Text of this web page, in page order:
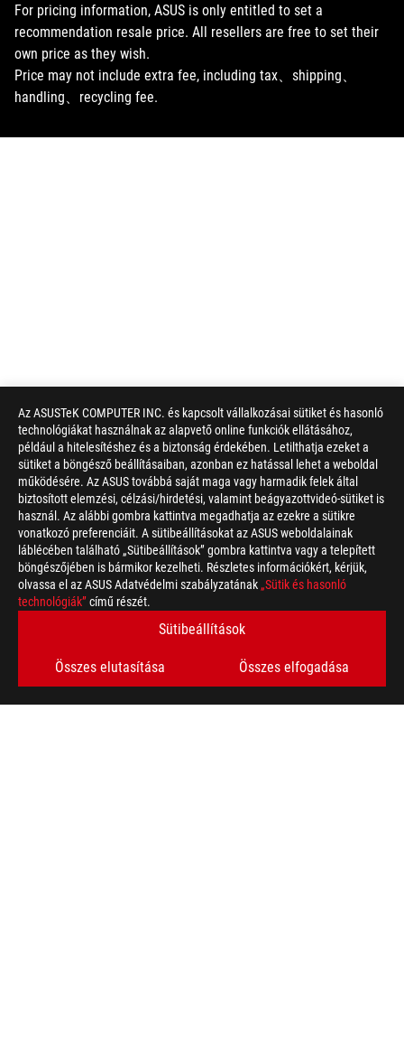
Az ASUSTeK COMPUTER INC. és kapcsolt vállalkozásai sütiket és hasonló
technológiákat használnak az alapvető online funkciók ellátásához,
például a hitelesítéshez és a biztonság érdekében. Letilthatja ezeket a
sütiket a böngésző beállításaiban, azonban ez hatással lehet a weboldal
működésére. Az ASUS továbbá saját maga vagy harmadik felek által
biztosított elemzési, célzási/hirdetési, valamint beágyazottvideó-sütiket is
használ. Az alábbi gombra kattintva megadhatja az ezekre a sütikre
vonatkozó preferenciáit. A sütibeállításokat az ASUS weboldalainak
láblécében található „Sütibeállítások” gombra kattintva vagy a telepített
böngészőjében is bármikor kezelheti. Részletes információkért, kérjük,
olvassa el az ASUS Adatvédelmi szabályzatának „Sütik és hasonló
technológiák”című részét.
Sütibeállítások
Összes elutasítása Összes elfogadása
For pricing information, ASUS is only entitled to set a
recommendation resale price. All resellers are free to set their
own price as they wish.
Price may not include extra fee, including tax、shipping、
handling、recycling fee.